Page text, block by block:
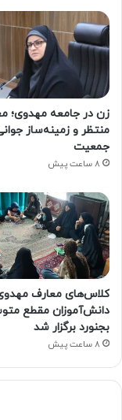
زن در جامعه مهدوی؛
منتظر و زمینه‌ساز
جمعیت
8 ساعت پیش
کلاس‌های معارف
دانش‌آموزان مقطع
بجنورد برگزار شد
8 ساعت پیش